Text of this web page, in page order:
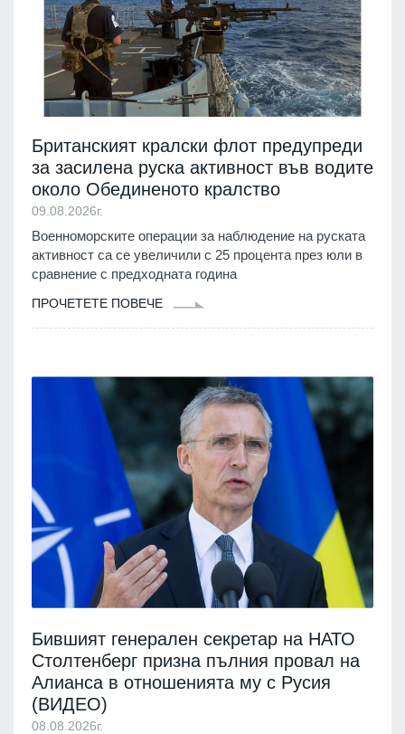
Британският кралски флот предупреди
за засилена руска активност във водите
около Обединеното кралство
09.08.2026г.
Военноморските операции за наблюдение на руската
активност са се увеличили с 25 процента през юли в
сравнение с предходната година
ПРОЧЕТЕТЕ ПОВЕЧЕ
Бившият генерален секретар на НАТО
Столтенберг призна пълния провал на
Алианса в отношенията му с Русия
(ВИДЕО)
08.08.2026г.